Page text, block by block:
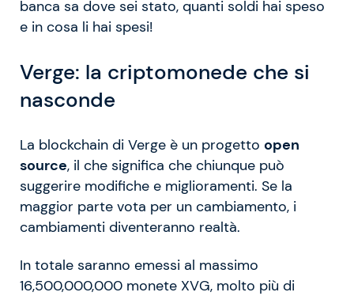
banca sa dove sei stato, quanti soldi hai speso
e in cosa li hai spesi!
Verge: la criptomonede che si
nasconde
La blockchain di Verge è un progetto open
source, il che significa che chiunque può
suggerire modifiche e miglioramenti. Se la
maggior parte vota per un cambiamento, i
cambiamenti diventeranno realtà.
In totale saranno emessi al massimo
16,500,000,000 monete XVG, molto più di